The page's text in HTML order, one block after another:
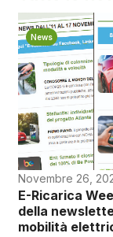
News
Novembre 26,
E-Ricarica
della
mobilità